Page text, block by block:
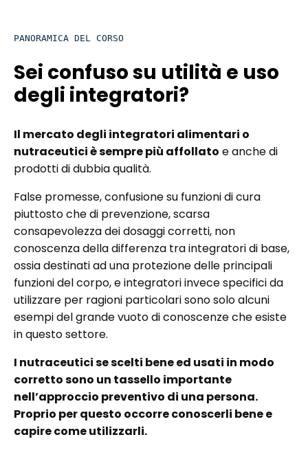
PANORAMICA DEL CORSO
Sei confuso su utilità e uso
degli integratori?
Il mercato degli integratori alimentari o
nutraceutici è sempre più affollato e anche di
prodotti di dubbia qualità.
False promesse, confusione su funzioni di cura
piuttosto che di prevenzione, scarsa
consapevolezza dei dosaggi corretti, non
conoscenza della differenza tra integratori di base,
ossia destinati ad una protezione delle principali
funzioni del corpo, e integratori invece specifici da
utilizzare per ragioni particolari sono solo alcuni
esempi del grande vuoto di conoscenze che esiste
in questo settore.
I nutraceutici se scelti bene ed usati in modo
corretto sono un tassello importante
nell’approccio preventivo di una persona.
Proprio per questo occorre conoscerli bene e
capire come utilizzarli.